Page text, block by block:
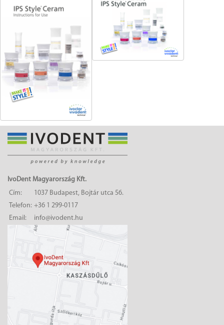
IvoDent Magyarország Kft.
Cím:
1037 Budapest, Bojtár utca 56.
Telefon: +36 1 299-0117
Email:
info@ivodent.hu